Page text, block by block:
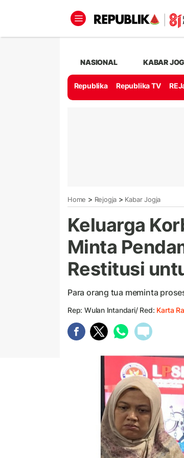
NASIONAL KABAR
Republika Republika TV
Home > Rejogja > Kabar Jogja
Keluarga
Minta
Restitusi
Para orang tua meminta
Rep: Wulan Intandari/ Red: Karta